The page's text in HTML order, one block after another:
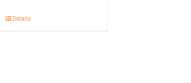
Details